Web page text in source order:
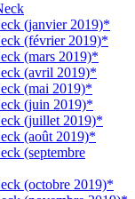
(janvier 2019)*
(février 2019)*
(mars 2019)*
(avril 2019)*
(mai 2019)*
(juin 2019)*
(juillet 2019)*
(août 2019)*
(septembre
(octobre 2019)*